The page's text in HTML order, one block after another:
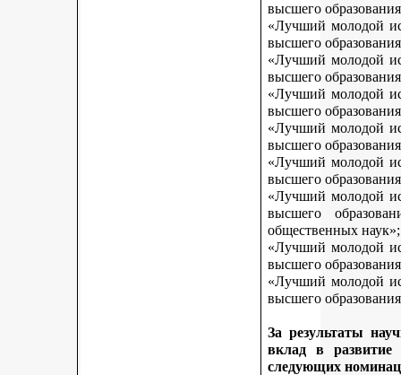
высшего
«Лучший молодой
высшего
«Лучший молодой
высшего
«Лучший молодой
высшего
«Лучший молодой
высшего
«Лучший молодой
высшего
«Лучший молодой
высшего
общественных наук»;
«Лучший молодой
высшего
«Лучший молодой
высшего
За результаты
вклад в развитие
следующих